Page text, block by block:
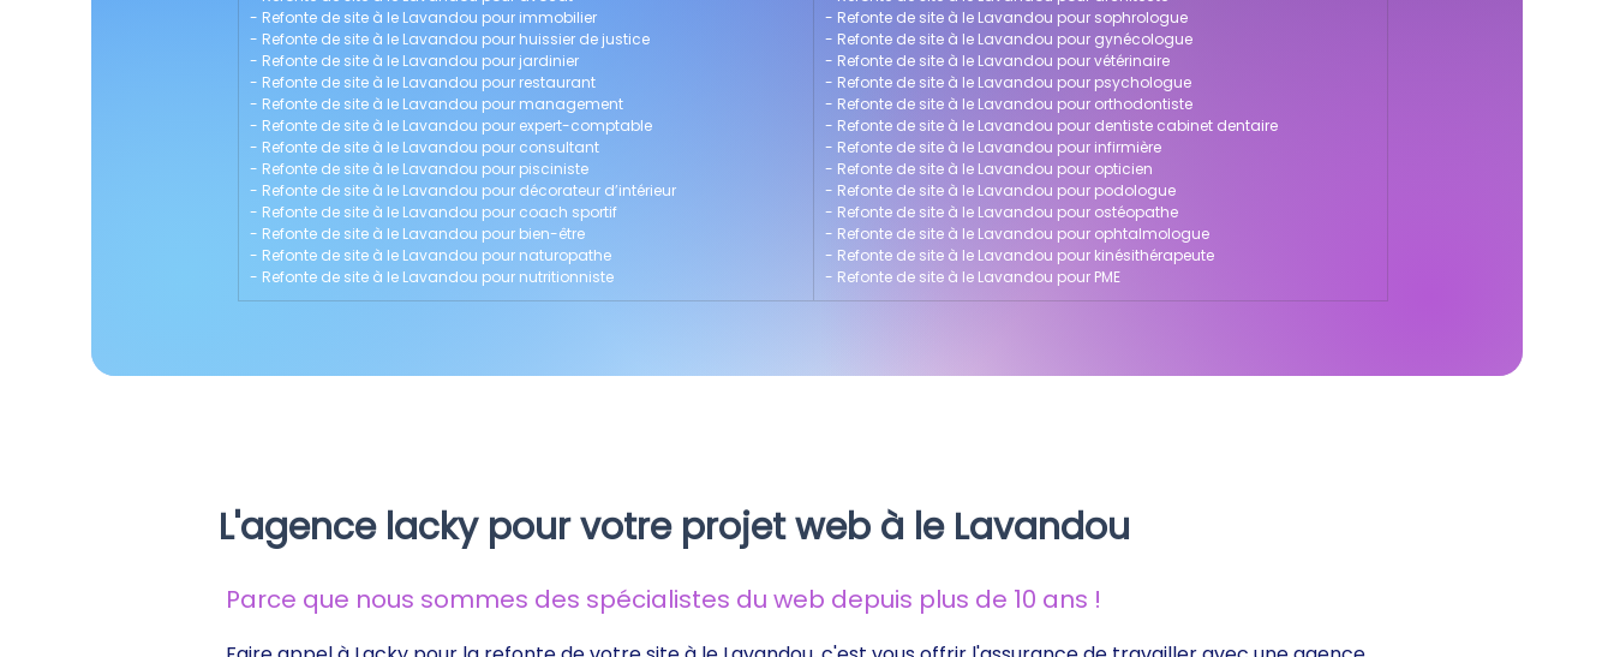
- Refonte de site à le Lavandou pour immobilier
- Refonte de site à le Lavandou pour huissier de justice
- Refonte de site à le Lavandou pour jardinier
- Refonte de site à le Lavandou pour restaurant
- Refonte de site à le Lavandou pour management
- Refonte de site à le Lavandou pour expert-comptable
- Refonte de site à le Lavandou pour consultant
- Refonte de site à le Lavandou pour pisciniste
- Refonte de site à le Lavandou pour décorateur d’intérieur
- Refonte de site à le Lavandou pour coach sportif
- Refonte de site à le Lavandou pour bien-être
- Refonte de site à le Lavandou pour naturopathe
- Refonte de site à le Lavandou pour nutritionniste
- Refonte de site à le Lavandou pour sophrologue
- Refonte de site à le Lavandou pour gynécologue
- Refonte de site à le Lavandou pour vétérinaire
- Refonte de site à le Lavandou pour psychologue
- Refonte de site à le Lavandou pour orthodontiste
- Refonte de site à le Lavandou pour dentiste cabinet dentaire
- Refonte de site à le Lavandou pour infirmière
- Refonte de site à le Lavandou pour opticien
- Refonte de site à le Lavandou pour podologue
- Refonte de site à le Lavandou pour ostéopathe
- Refonte de site à le Lavandou pour ophtalmologue
- Refonte de site à le Lavandou pour kinésithérapeute
- Refonte de site à le Lavandou pour PME
L'agence lacky pour votre projet web à le Lavandou
Parce que nous sommes des spécialistes du web depuis plus de 10 ans !